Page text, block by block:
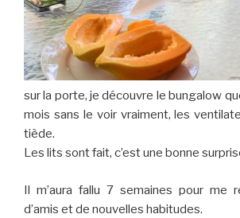
sur la porte, je découvre le bungalow
mois sans le voir vraiment, les
tiède.
Les lits sont fait, c’est une bonne
Il m’aura fallu 7 semaines pour me
d’amis et de nouvelles habitudes.